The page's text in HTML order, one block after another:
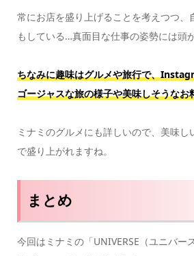
常にお店を盛り上げることを考えつつ、
もしている…真面目な仕事の姿勢には頭
ちなみに趣味はグルメや旅行で、
ゴージャスな旅の様子や美味しそうなお
ミナミのグルメにも詳しいので、美味
で盛り上がれますね。
まとめ
今回はミナミの「UNIVERSE（ユニバー